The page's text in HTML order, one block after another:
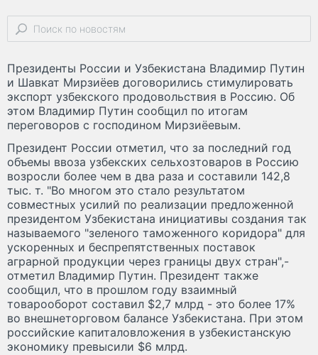
Президенты России и Узбекистана Владимир Путин
и Шавкат Мирзиёев договорились стимулировать
экспорт узбекского продовольствия в Россию. Об
этом Владимир Путин сообщил по итогам
переговоров с господином Мирзиёевым.
Президент России отметил, что за последний год
объемы ввоза узбекских сельхозтоваров в Россию
возросли более чем в два раза и составили 142,8
тыс. т. "Во многом это стало результатом
совместных усилий по реализации предложенной
президентом Узбекистана инициативы создания так
называемого "зеленого таможенного коридора" для
ускоренных и беспрепятственных поставок
аграрной продукции через границы двух стран",-
отметил Владимир Путин. Президент также
сообщил, что в прошлом году взаимный
товарооборот составил $2,7 млрд - это более 17%
во внешнеторговом балансе Узбекистана. При этом
российские капиталовложения в узбекистанскую
экономику превысили $6 млрд.